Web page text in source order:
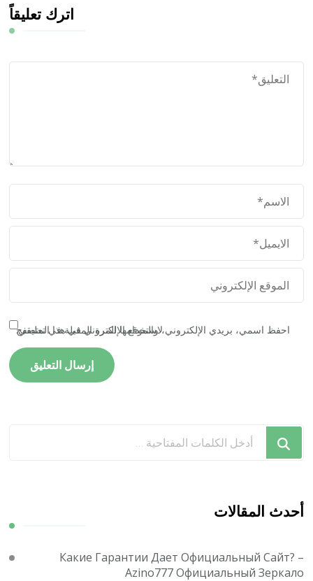
اترك تعليقاً
احفظ اسمي، بريدي الإلكتروني، والموقع الإلكتروني في هذا المتصفح لاستخدامها المرة المقبلة في تعليقي.
تبحث
ما؟
أحدث المقالات
Какие Гарантии Дает Официальный Сайт? –
Azino777 Официальный Зеркало